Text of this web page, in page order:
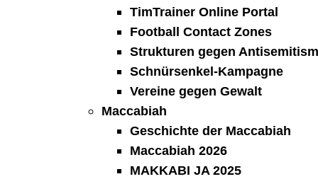
TimTrainer Online Portal
Football Contact Zones
Strukturen gegen
Schnürsenkel-Kampagne
Vereine gegen Gewalt
Maccabiah
Geschichte der Maccabiah
Maccabiah 2026
MAKKABI JA 2025